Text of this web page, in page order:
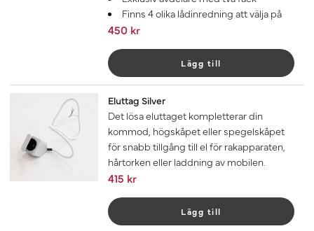
Finns 4 olika lådinredning att välja på
450 kr
Lägg till
Eluttag Silver
Det lösa eluttaget kompletterar din
kommod, högskåpet eller spegelskåpet
för snabb tillgång till el för rakapparaten,
hårtorken eller laddning av mobilen.
415 kr
Lägg till